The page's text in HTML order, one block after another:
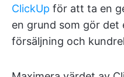
ClickUp för att ta en
en grund som gör det
försäljning och